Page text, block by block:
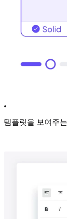
•
템플릿을 보여주